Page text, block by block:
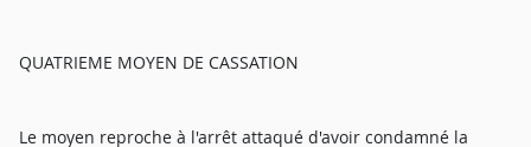
QUATRIEME MOYEN DE CASSATION
Le moyen reproche à l'arrêt attaqué d'avoir condamné la